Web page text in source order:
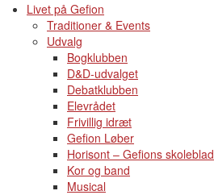
Livet på Gefion
Traditioner & Events
Udvalg
Bogklubben
D&D-udvalget
Debatklubben
Elevrådet
Frivillig idræt
Gefion Løber
Horisont – Gefions skoleblad
Kor og band
Musical